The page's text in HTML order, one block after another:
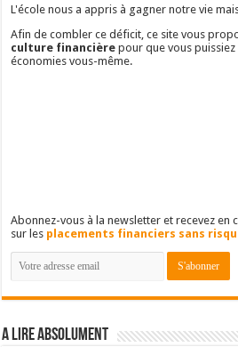
L'école nous a appris à gagner notre vie
Afin de combler ce déficit, ce site vous
culture financière pour que vous
économies vous-même.
Abonnez-vous à la newsletter et recevez en
sur les placements financiers sans
A lire absolument